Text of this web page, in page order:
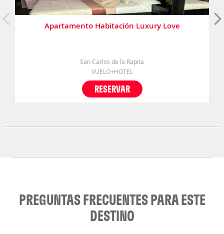
Apartamento Habitación Luxury Love
San Carlos de la Rapita
VUELO+HOTEL
RESERVAR
PREGUNTAS FRECUENTES PARA ESTE
DESTINO